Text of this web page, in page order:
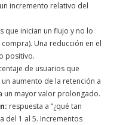
incremento relativo del
que inician un flujo y no lo
Una reducción en el
positivo.
de usuarios que
aumento de la retención a
un mayor valor prolongado.
respuesta a “¿qué tan
del 1 al 5. Incrementos